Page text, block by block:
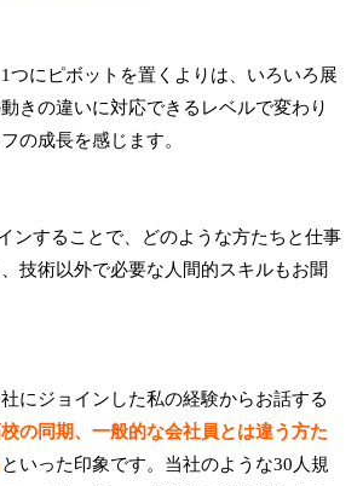
つにピボットを置くよりは、いろいろ展
きの違いに対応できるレベルで変わり
の成長を感じます。
ンすることで、どのような方たちと仕事
技術以外で必要な人間的スキルもお聞
にジョインした私の経験からお話する
の同期、一般的な会社員とは違う方た
といった印象です。当社のような30人規